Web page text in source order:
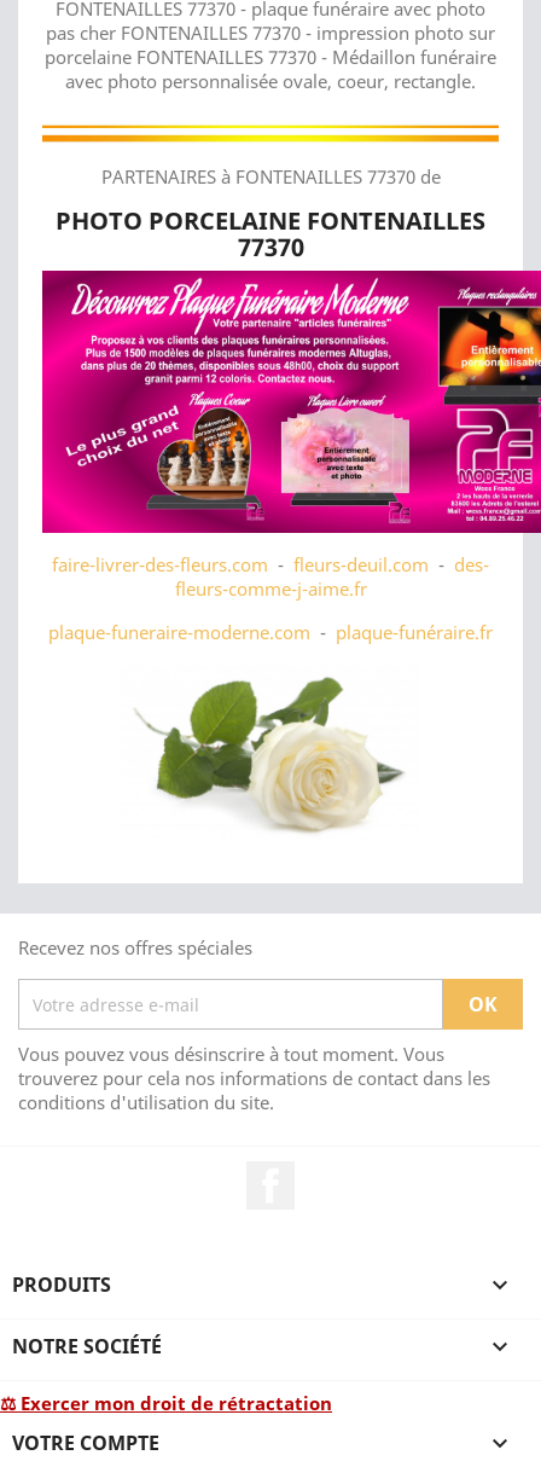
FONTENAILLES 77370 - plaque funéraire avec photo
pas cher FONTENAILLES 77370 - impression photo sur
porcelaine FONTENAILLES 77370 - Médaillon funéraire
avec photo personnalisée ovale, coeur, rectangle.
PARTENAIRES à FONTENAILLES 77370 de
PHOTO PORCELAINE FONTENAILLES
77370
faire-livrer-des-fleurs.com - fleurs-deuil.com - des-
fleurs-comme-j-aime.fr
plaque-funeraire-moderne.com - plaque-funéraire.fr
Recevez nos offres spéciales
Vous pouvez vous désinscrire à tout moment. Vous
trouverez pour cela nos informations de contact dans les
conditions d'utilisation du site.
PRODUITS 
NOTRE SOCIÉTÉ 
⚖ Exercer mon droit de rétractation
VOTRE COMPTE 